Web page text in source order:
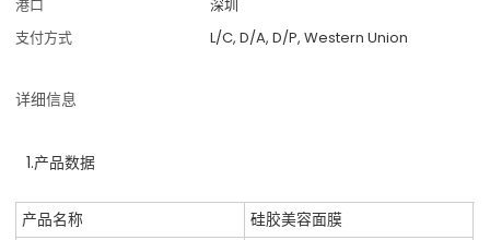
港口
深圳
支付方式
L/C, D/A, D/P, Western Union
详细信息
1.产品数据
产品名称
硅胶美容面膜